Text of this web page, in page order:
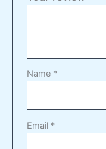
Name *
Email *